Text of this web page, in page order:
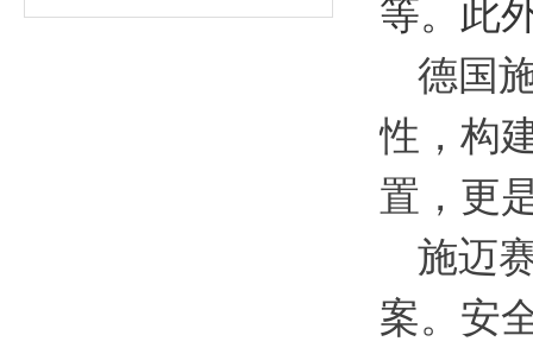
等。此
德国
性，构
置，更
施迈
案。安